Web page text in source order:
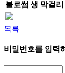
불로썸 생 막걸리
목록
비밀번호를 입력